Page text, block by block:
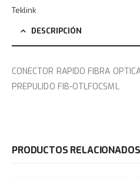
Teklink
DESCRIPCIÓN
CONECTOR RAPIDO FIBRA
PREPULIDO FIB-OTLFOCSML
PRODUCTOS RELACIONADOS